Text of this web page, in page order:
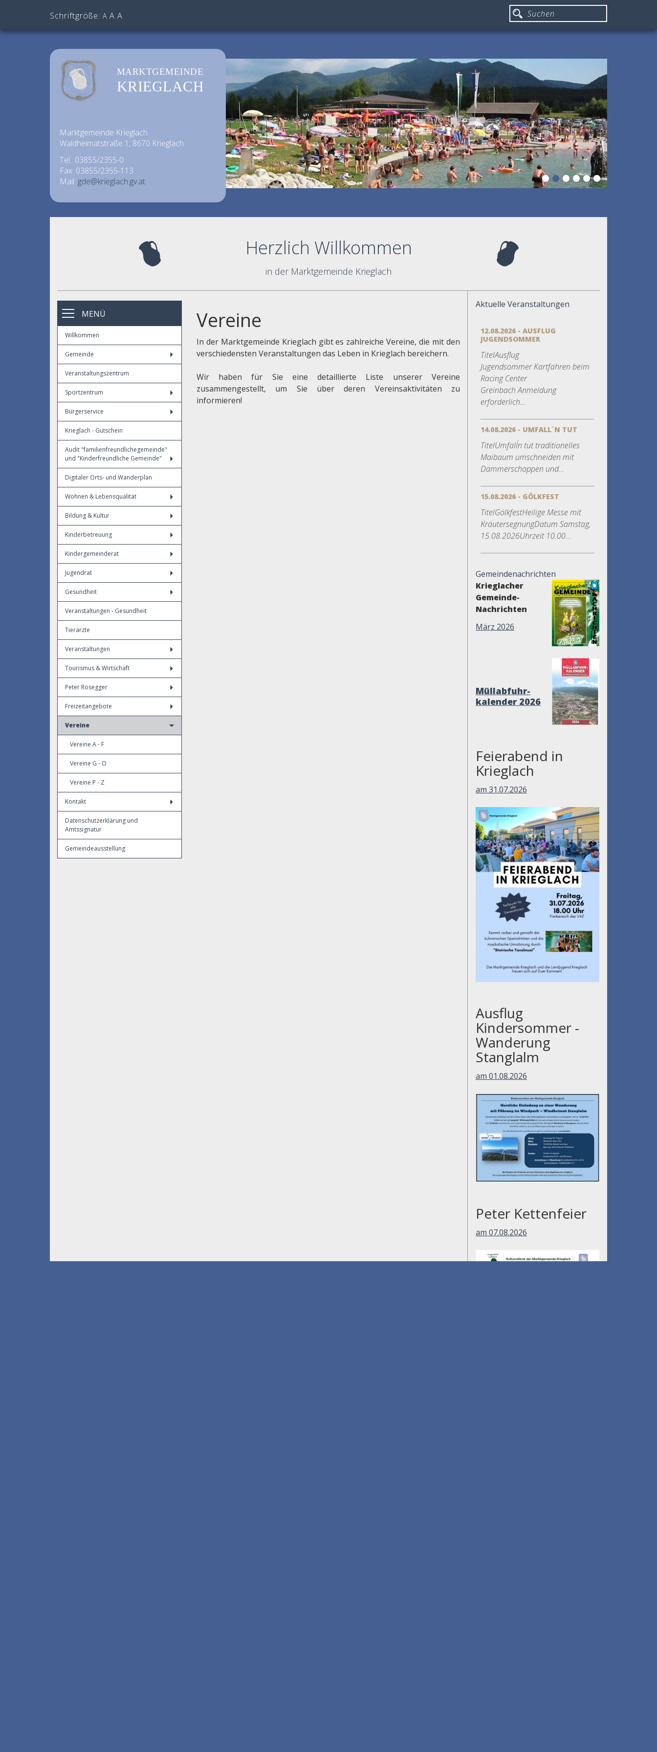
Schriftgröße: A A A
MARKTGEMEINDE
KRIEGLACH
Marktgemeinde Krieglach
Waldheimatstraße 1, 8670 Krieglach
Tel.: 03855/2355-0
Fax: 03855/2355-113
Mail: gde@krieglach.gv.at
Herzlich Willkommen
in der Marktgemeinde Krieglach
MENÜ
Willkommen
Gemeinde
Veranstaltungszentrum
Sportzentrum
Bürgerservice
Krieglach - Gutschein
Audit "familienfreundlichegemeinde"
und "Kinderfreundliche Gemeinde"
Digitaler Orts- und Wanderplan
Wohnen & Lebensqualität
Bildung & Kultur
Kinderbetreuung
Kindergemeinderat
Jugendrat
Gesundheit
Veranstaltungen - Gesundheit
Tierärzte
Veranstaltungen
Tourismus & Wirtschaft
Peter Rosegger
Freizeitangebote
Vereine
Vereine A - F
Vereine G - O
Vereine P - Z
Kontakt
Datenschutzerklärung und
Amtssignatur
Gemeindeausstellung
Vereine
In der Marktgemeinde Krieglach gibt es zahlreiche Vereine, die mit den
verschiedensten Veranstaltungen das Leben in Krieglach bereichern.
Wir haben für Sie eine detaillierte Liste unserer Vereine
zusammengestellt, um Sie über deren Vereinsaktivitäten zu
informieren!
Aktuelle Veranstaltungen
12.08.2026 - AUSFLUG
JUGENDSOMMER
TitelAusflug
Jugendsommer Kartfahren beim
Racing Center
Greinbach Anmeldung
erforderlich...
14.08.2026 - UMFALL´N TUT
TitelUmfall´n tut traditionelles
Maibaum umschneiden mit
Dämmerschoppen und...
15.08.2026 - GÖLKFEST
TitelGölkfestHeilige Messe mit
KräutersegnungDatum Samstag,
15.08.2026Uhrzeit 10.00...
Gemeindenachrichten
Krieglacher
Gemeinde-
Nachrichten
März 2026
Müllabfuhr-
kalender 2026
Feierabend in
Krieglach
am 31.07.2026
Ausflug
Kindersommer -
Wanderung
Stanglalm
am 01.08.2026
Peter Kettenfeier
am 07.08.2026